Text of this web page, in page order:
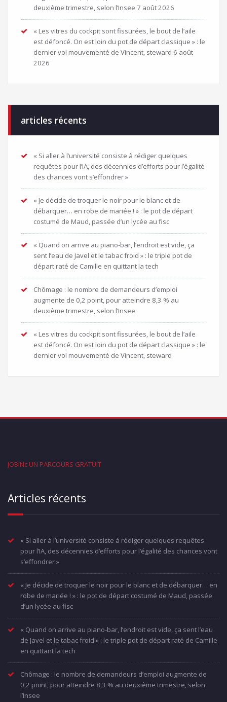
deuxième trimestre, selon l’Insee 7 août 2026
« Les vitres du cockpit sont fissurées, le bout de l’aile
est défoncé. On est loin du pot de départ classique » : le
dernier vol mouvementé de Vincent, steward 6 août
2026
articles récents
« Si aller à l’université consiste à rédiger quelques
requêtes pour l’IA, des décennies d’efforts pour l’égalité
des chances vont s’effondrer »
« Je décide de troquer le noir pour le blanc et de
débarquer… en robe de mariée ! » : le pot de départ
costumé de Maud, passée d’un lycée au fisc
« Quand on arrive au piano-bar, l’endroit est vide, ça
sent l’eau de Javel et le tabac froid » : le triple pot de
départ raté de Camille en quittant la tech
Chômage : le nombre de demandeurs d’emploi
augmente de 0,2 point, pour atteindre 8,3 % au
deuxième trimestre, selon l’Insee
« Les vitres du cockpit sont fissurées, le bout de l’aile
est défoncé. On est loin du pot de départ classique » : le
dernier vol mouvementé de Vincent, steward
JOBINc UN PARCOURS GRATUIT
Articles récents
« Si aller à l’université consiste à rédiger quelques requêtes
pour l’IA, des décennies d’efforts pour l’égalité des chances vont
s’effondrer »
« Je décide de troquer le noir pour le blanc et de débarquer… en
robe de mariée ! » : le pot de départ costumé de Maud, passée
d’un lycée au fisc
« Quand on arrive au piano-bar, l’endroit est vide, ça sent l’eau
de Javel et le tabac froid » : le triple pot de départ raté de Camille
en quittant la tech
Chômage : le nombre de demandeurs d’emploi augmente de
0,2 point, pour atteindre 8,3 % au deuxième trimestre, selon
l’Insee